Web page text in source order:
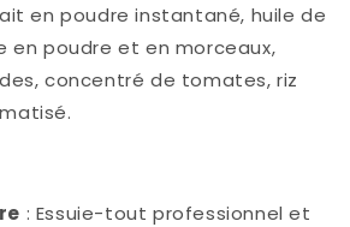
en poudre instantané, huile de
en poudre et en morceaux,
concentré de tomates, riz
: Essuie-tout professionnel et